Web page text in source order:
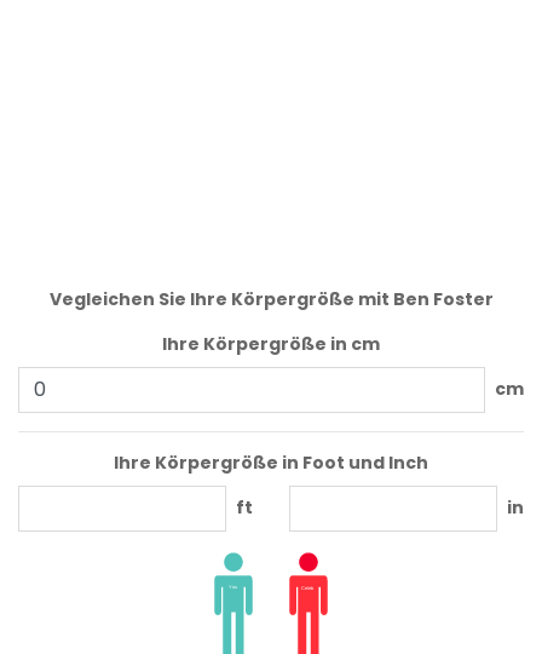
Vegleichen Sie Ihre Körpergröße mit Ben Foster
Ihre Körpergröße in cm
cm
Ihre Körpergröße in Foot und Inch
ft
in